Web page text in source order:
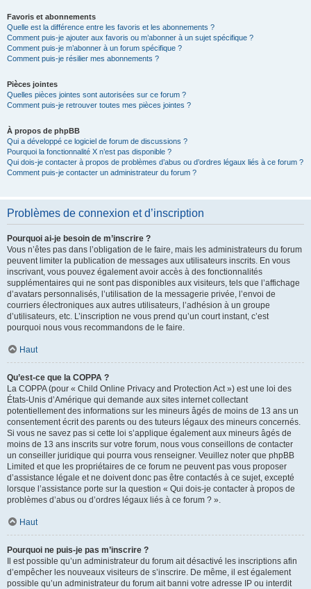
Favoris et abonnements
Quelle est la différence entre les favoris et les abonnements ?
Comment puis-je ajouter aux favoris ou m’abonner à un sujet spécifique ?
Comment puis-je m’abonner à un forum spécifique ?
Comment puis-je résilier mes abonnements ?
Pièces jointes
Quelles pièces jointes sont autorisées sur ce forum ?
Comment puis-je retrouver toutes mes pièces jointes ?
À propos de phpBB
Qui a développé ce logiciel de forum de discussions ?
Pourquoi la fonctionnalité X n’est pas disponible ?
Qui dois-je contacter à propos de problèmes d’abus ou d’ordres légaux liés à ce forum ?
Comment puis-je contacter un administrateur du forum ?
Problèmes de connexion et d’inscription
Pourquoi ai-je besoin de m’inscrire ?
Vous n’êtes pas dans l’obligation de le faire, mais les administrateurs du forum
peuvent limiter la publication de messages aux utilisateurs inscrits. En vous
inscrivant, vous pouvez également avoir accès à des fonctionnalités
supplémentaires qui ne sont pas disponibles aux visiteurs, tels que l’affichage
d’avatars personnalisés, l’utilisation de la messagerie privée, l’envoi de
courriers électroniques aux autres utilisateurs, l’adhésion à un groupe
d’utilisateurs, etc. L’inscription ne vous prend qu’un court instant, c’est
pourquoi nous vous recommandons de le faire.
Haut
Qu’est-ce que la COPPA ?
La COPPA (pour « Child Online Privacy and Protection Act ») est une loi des
États-Unis d’Amérique qui demande aux sites internet collectant
potentiellement des informations sur les mineurs âgés de moins de 13 ans un
consentement écrit des parents ou des tuteurs légaux des mineurs concernés.
Si vous ne savez pas si cette loi s’applique également aux mineurs âgés de
moins de 13 ans inscrits sur votre forum, nous vous conseillons de contacter
un conseiller juridique qui pourra vous renseigner. Veuillez noter que phpBB
Limited et que les propriétaires de ce forum ne peuvent pas vous proposer
d’assistance légale et ne doivent donc pas être contactés à ce sujet, excepté
lorsque l’assistance porte sur la question « Qui dois-je contacter à propos de
problèmes d’abus ou d’ordres légaux liés à ce forum ? ».
Haut
Pourquoi ne puis-je pas m’inscrire ?
Il est possible qu’un administrateur du forum ait désactivé les inscriptions afin
d’empêcher les nouveaux visiteurs de s’inscrire. De même, il est également
possible qu’un administrateur du forum ait banni votre adresse IP ou interdit